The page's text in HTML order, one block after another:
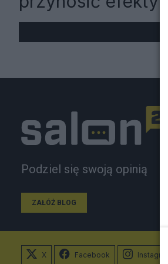
Podziel się swoją opinią
ZAŁÓŻ BLOG
X Facebook Instagram